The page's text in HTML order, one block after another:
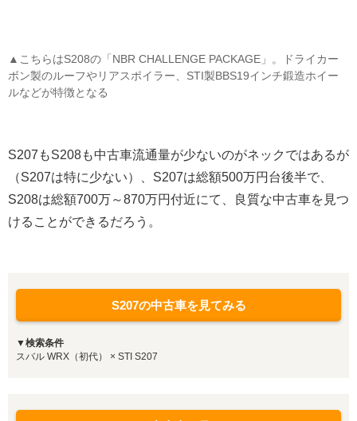
▲こちらはS208の「NBR CHALLENGE PACKAGE」。ドライカー
ボン製のルーフやリアスポイラー、STI製BBS19インチ鍛造ホイー
ルなどが特徴となる
S207もS208も中古車流通量が少ないのがネックではあるが
（S207は特に少ない）、S207は総額500万円台後半で、
S208は総額700万～870万円付近にて、良質な中古車を見つ
けることができるだろう。
S207の中古車を見てみる
▼検索条件
スバル WRX（初代） × STI S207